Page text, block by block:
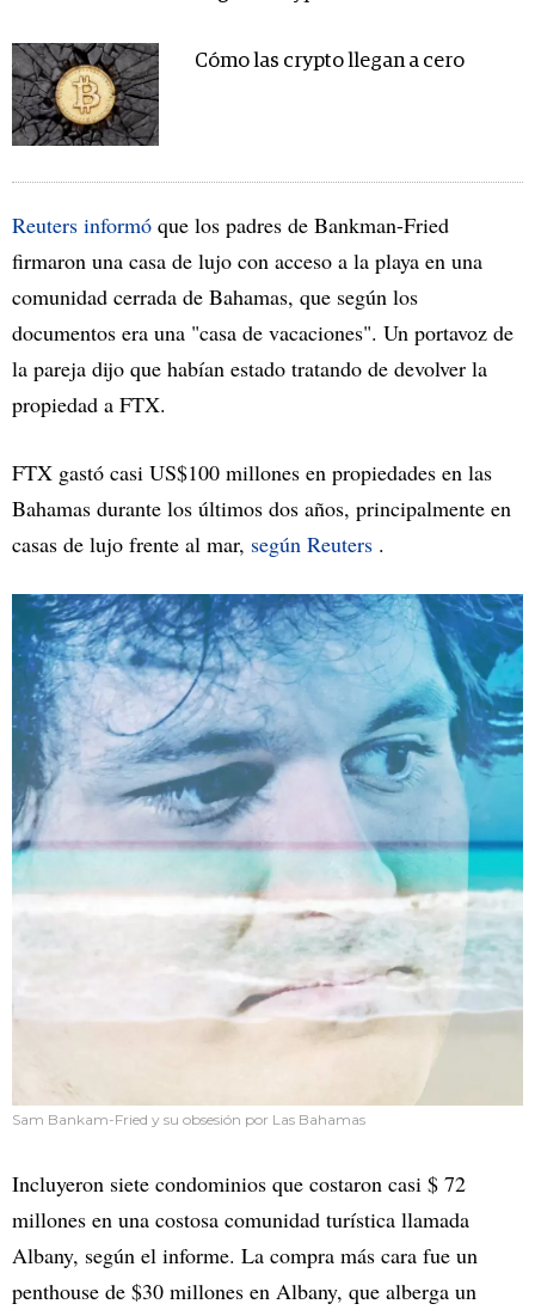
Cómo las crypto llegan a cero
Reuters informó que los padres de Bankman-Fried
firmaron una casa de lujo con acceso a la playa en una
comunidad cerrada de Bahamas, que según los
documentos era una "casa de vacaciones". Un portavoz de
la pareja dijo que habían estado tratando de devolver la
propiedad a FTX.
FTX gastó casi US$100 millones en propiedades en las
Bahamas durante los últimos dos años, principalmente en
casas de lujo frente al mar, según Reuters .
Sam Bankam-Fried y su obsesión por Las Bahamas
Incluyeron siete condominios que costaron casi $ 72
millones en una costosa comunidad turística llamada
Albany, según el informe. La compra más cara fue un
penthouse de $30 millones en Albany, que alberga un